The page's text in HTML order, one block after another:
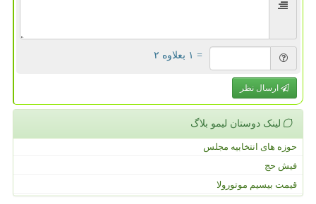
= ۱ بعلاوه ۲
ارسال نظر
لینک دوستان لیمو بلاگ
حوزه های انتخابیه مجلس
فیش حج
قیمت بیسیم موتورولا